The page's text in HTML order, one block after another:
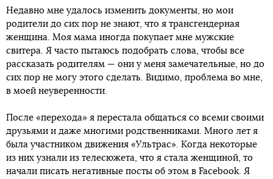
Недавно мне удалось изменить документы, но мои
родители до сих пор не знают, что я трансгендерная
женщина. Моя мама иногда покупает мне мужские
свитера. Я часто пытаюсь подобрать слова, чтобы все
рассказать родителям — они у меня замечательные, но до
сих пор не могу этого сделать. Видимо, проблема во мне,
в моей неуверенности.
После «перехода» я перестала общаться со всеми своими
друзьями и даже многими родственниками. Много лет я
была участником движения «Ультрас». Когда некоторые
из них узнали из телесюжета, что я стала женщиной, то
начали писать негативные посты об этом в Facebook. Я